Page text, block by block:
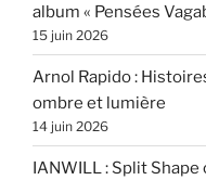
album « Pensées
15 juin 2026
Arnol Rapido :
ombre et lumière
14 juin 2026
IANWILL : Split